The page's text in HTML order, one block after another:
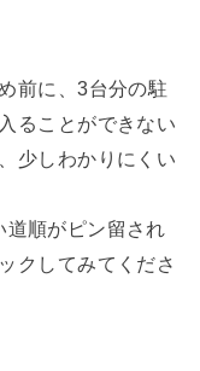
前に、3台分の駐
ることができない
少しわかりにくい
道順がピン留され
クしてみてくださ